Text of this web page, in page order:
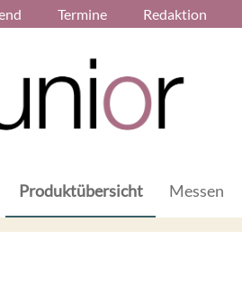
Termine Redaktion
Produktübersicht Messen